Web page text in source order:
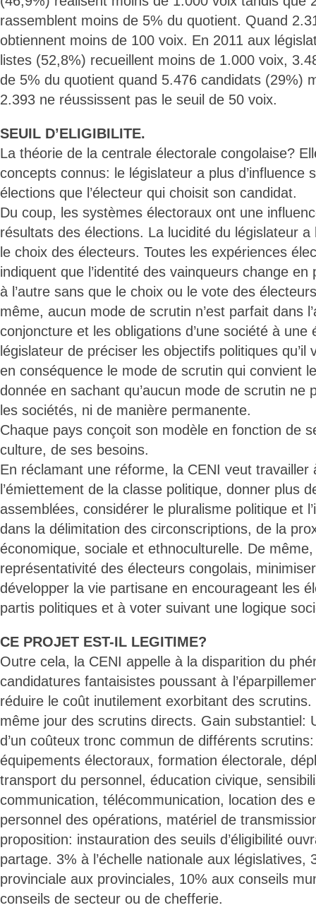
rassemblent moins de 5% du quotient. Quand
obtiennent moins de 100 voix. En 2011 aux
listes (52,8%) recueillent moins de 1.000 voix,
de 5% du quotient quand 5.476 candidats (29%)
2.393 ne réussissent pas le seuil de 50 voix.
SEUIL D’ELIGIBILITE.
La théorie de la centrale électorale congolaise?
concepts connus: le législateur a plus d’influence
élections que l’électeur qui choisit son candidat.
Du coup, les systèmes électoraux ont une
résultats des élections. La lucidité du législateur
le choix des électeurs. Toutes les expériences
indiquent que l’identité des vainqueurs change en
à l’autre sans que le choix ou le vote des
même, aucun mode de scrutin n’est parfait dans
conjoncture et les obligations d’une société à une
législateur de préciser les objectifs politiques
en conséquence le mode de scrutin qui convient
donnée en sachant qu’aucun mode de scrutin ne
les sociétés, ni de manière permanente.
Chaque pays conçoit son modèle en fonction de
culture, de ses besoins.
En réclamant une réforme, la CENI veut travailler
l’émiettement de la classe politique, donner plus
assemblées, considérer le pluralisme politique et
dans la délimitation des circonscriptions, de la
économique, sociale et ethnoculturelle. De
représentativité des électeurs congolais,
développer la vie partisane en encourageant les
partis politiques et à voter suivant une logique
CE PROJET EST-IL LEGITIME?
Outre cela, la CENI appelle à la disparition du
candidatures fantaisistes poussant à
réduire le coût inutilement exorbitant des
même jour des scrutins directs. Gain substantiel:
d’un coûteux tronc commun de différents
équipements électoraux, formation électorale,
transport du personnel, éducation civique,
communication, télécommunication, location des
personnel des opérations, matériel de
proposition: instauration des seuils d’éligibilité
partage. 3% à l’échelle nationale aux législatives,
provinciale aux provinciales, 10% aux conseils
conseils de secteur ou de chefferie.